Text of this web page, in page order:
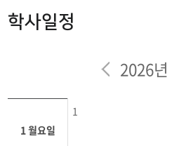
학사일정
2026년
1 월요일
1